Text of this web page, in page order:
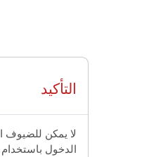
التأكيد
لا يمكن للضيوف
الدخول